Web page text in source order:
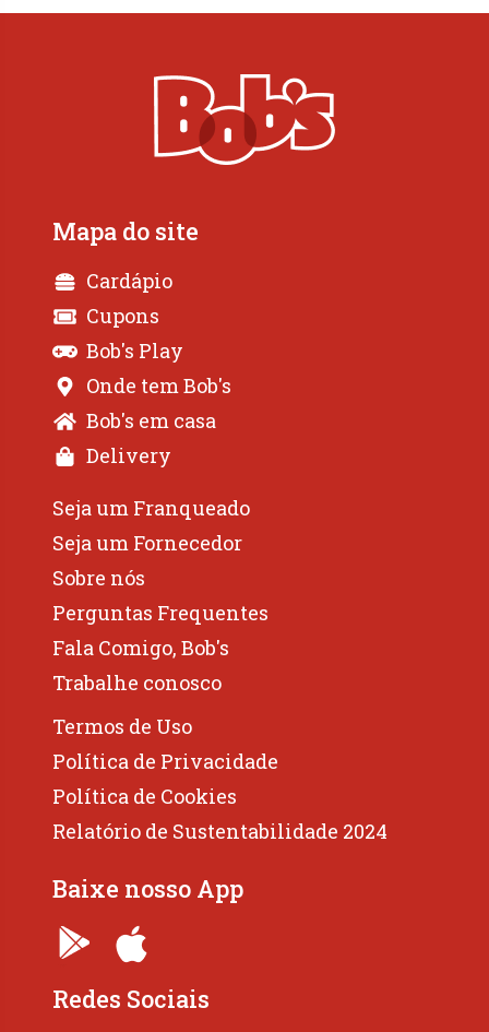
Mapa do site
Cardápio
Cupons
Bob's Play
Onde tem Bob's
Bob's em casa
Delivery
Seja um Franqueado
Seja um Fornecedor
Sobre nós
Perguntas Frequentes
Fala Comigo, Bob's
Trabalhe conosco
Termos de Uso
Política de Privacidade
Política de Cookies
Relatório de Sustentabilidade 2024
Baixe nosso App
Redes Sociais